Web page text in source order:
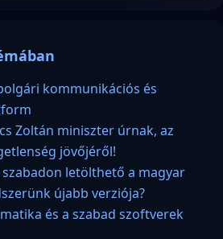
kommunikációs és
Zoltán miniszter úrnak, az
jövőjéről!
letölthető a magyar
újabb verziója?
és a szabad szoftverek